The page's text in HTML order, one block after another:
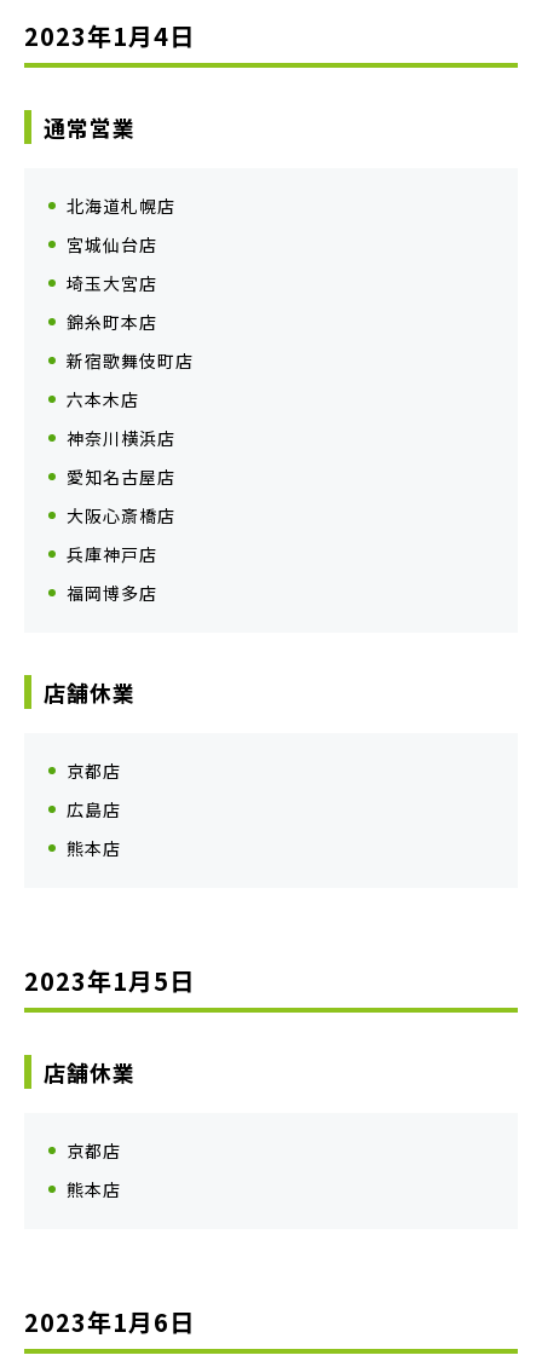
2023年1月4日
通常営業
北海道札幌店
宮城仙台店
埼玉大宮店
錦糸町本店
新宿歌舞伎町店
六本木店
神奈川横浜店
愛知名古屋店
大阪心斎橋店
兵庫神戸店
福岡博多店
店舗休業
京都店
広島店
熊本店
2023年1月5日
店舗休業
京都店
熊本店
2023年1月6日